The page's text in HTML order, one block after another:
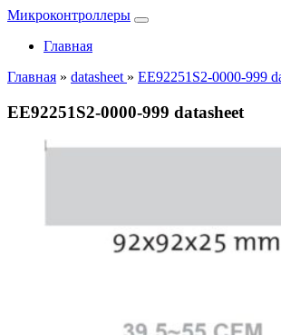
Микроконтроллеры
Главная
Главная » datasheet » EE92251S2-0000-999
EE92251S2-0000-999 datasheet